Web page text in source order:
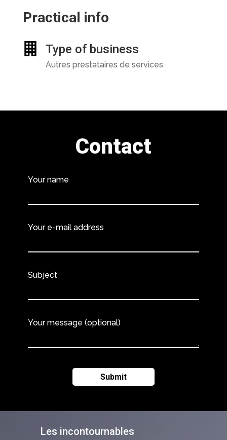
Practical info
Type of business
Autres prestataires de services
Les incontournables
Contact
Your name
Your e-mail address
Subject
Your message (optional)